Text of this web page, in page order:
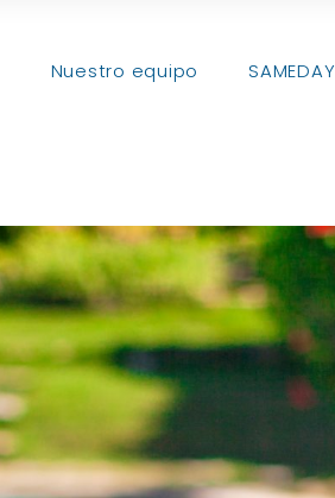
Nuestro equipo SAMEDAY